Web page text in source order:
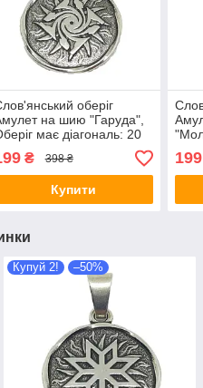
оберіг
на шию "Гаруда",
має діагональ: 20
метал, оберіг Гаруда
₴ 398 ₴
Купити
199
Купуй 2! –50%